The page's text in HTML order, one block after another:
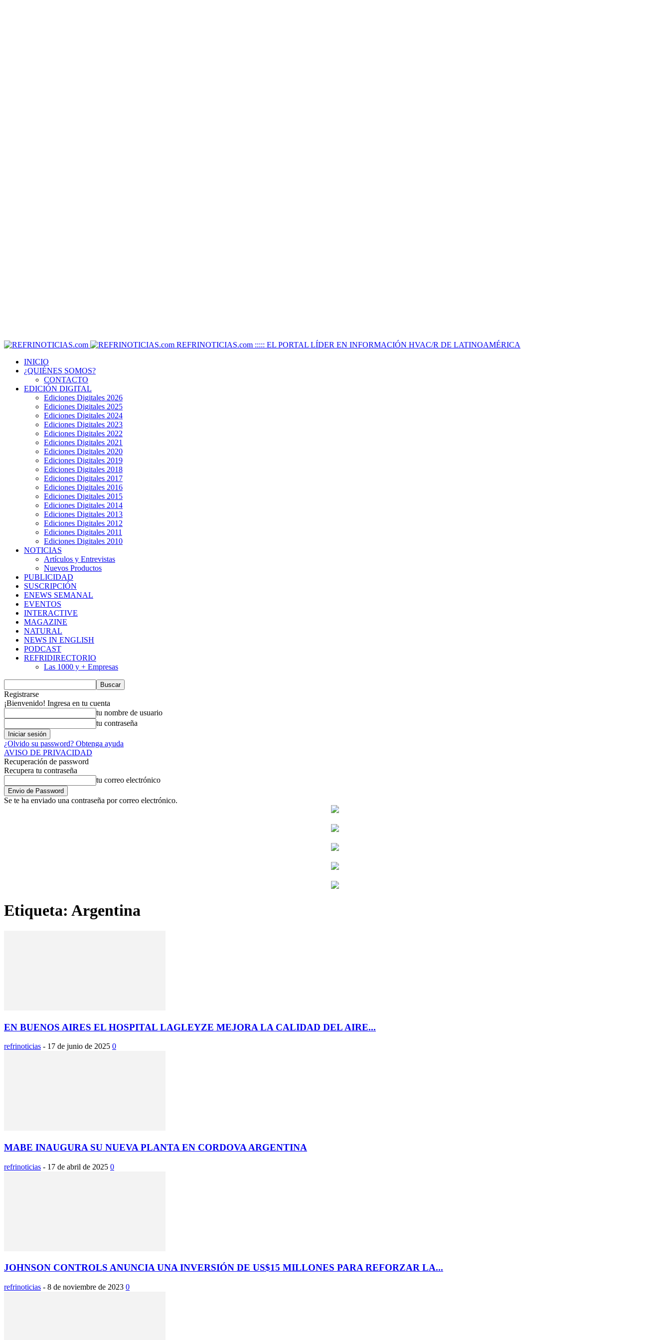
REFRINOTICIAS.com ::::: EL PORTAL LÍDER EN INFORMACIÓN HVAC/R DE LATINOAMÉRICA
INICIO
¿QUIÉNES SOMOS?
CONTACTO
EDICIÓN DIGITAL
Ediciones Digitales 2026
Ediciones Digitales 2025
Ediciones Digitales 2024
Ediciones Digitales 2023
Ediciones Digitales 2022
Ediciones Digitales 2021
Ediciones Digitales 2020
Ediciones Digitales 2019
Ediciones Digitales 2018
Ediciones Digitales 2017
Ediciones Digitales 2016
Ediciones Digitales 2015
Ediciones Digitales 2014
Ediciones Digitales 2013
Ediciones Digitales 2012
Ediciones Digitales 2011
Ediciones Digitales 2010
NOTICIAS
Artículos y Entrevistas
Nuevos Productos
PUBLICIDAD
SUSCRIPCIÓN
ENEWS SEMANAL
EVENTOS
INTERACTIVE
MAGAZINE
NATURAL
NEWS IN ENGLISH
PODCAST
REFRIDIRECTORIO
Las 1000 y + Empresas
Registrarse
¡Bienvenido! Ingresa en tu cuenta
tu nombre de usuario
tu contraseña
¿Olvido su password? Obtenga ayuda
AVISO DE PRIVACIDAD
Recuperación de password
Recupera tu contraseña
tu correo electrónico
Se te ha enviado una contraseña por correo electrónico.
Etiqueta: Argentina
EN BUENOS AIRES EL HOSPITAL LAGLEYZE MEJORA LA CALIDAD DEL AIRE...
refrinoticias - 17 de junio de 2025 0
MABE INAUGURA SU NUEVA PLANTA EN CORDOVA ARGENTINA
refrinoticias - 17 de abril de 2025 0
JOHNSON CONTROLS ANUNCIA UNA INVERSIÓN DE US$15 MILLONES PARA REFORZAR LA...
refrinoticias - 8 de noviembre de 2023 0